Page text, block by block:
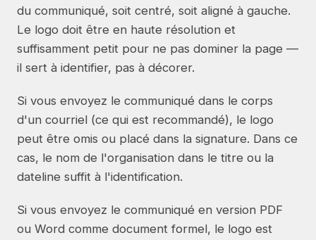
du communiqué, soit centré, soit aligné à gauche.
Le logo doit être en haute résolution et
suffisamment petit pour ne pas dominer la page —
il sert à identifier, pas à décorer.
Si vous envoyez le communiqué dans le corps
d'un courriel (ce qui est recommandé), le logo
peut être omis ou placé dans la signature. Dans ce
cas, le nom de l'organisation dans le titre ou la
dateline suffit à l'identification.
Si vous envoyez le communiqué en version PDF
ou Word comme document formel, le logo est